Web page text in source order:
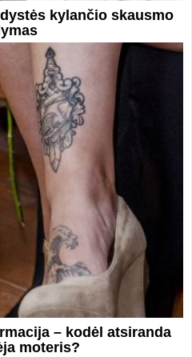
kylančio skausmo
– kodėl atsiranda
moteris?